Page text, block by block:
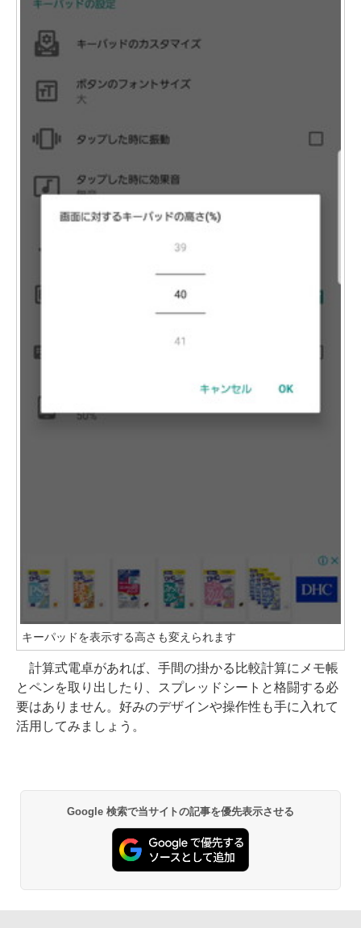
キーパッドを表示する高さも変えられます
計算式電卓があれば、手間の掛かる比較計算にメモ帳
とペンを取り出したり、スプレッドシートと格闘する必
要はありません。好みのデザインや操作性も手に入れて
活用してみましょう。
Google 検索で当サイトの記事を優先表示させる